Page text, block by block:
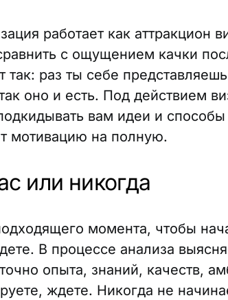
работает как аттракцион
с ощущением качки
так: раз ты себе
оно и есть. Под действием
вам идеи и
мотивацию на полную.
или никогда
момента, чтобы
В процессе анализа
опыта, знаний, качеств,
ждете. Никогда не